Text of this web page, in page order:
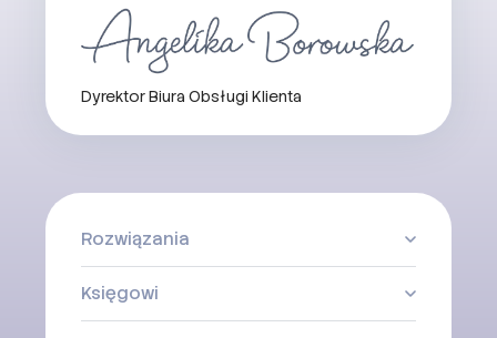
Dyrektor Biura Obsługi Klienta
Rozwiązania
Księgowi